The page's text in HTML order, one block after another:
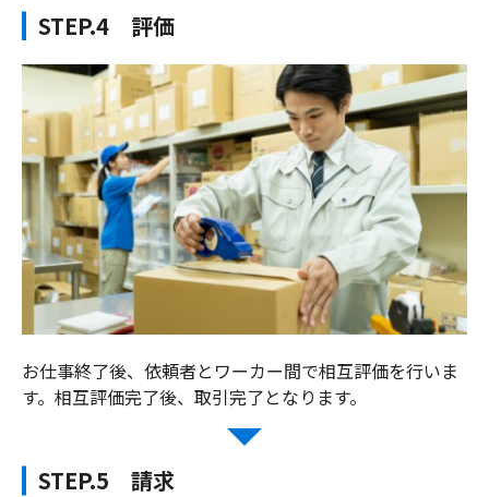
STEP.4 評価
お仕事終了後、依頼者とワーカー間で相互評価を行いま
す。 相互評価完了後、取引完了となります。
STEP.5 請求